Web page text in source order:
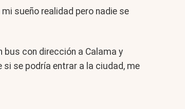
sueño realidad pero nadie se
bus con dirección a Calama y
se podría entrar a la ciudad, me